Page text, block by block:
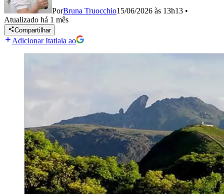
PorBruna Truocchio15/06/2026 às 13h13 •
Atualizado há 1 mês
Compartilhar
Adicionar Itatiaia ao